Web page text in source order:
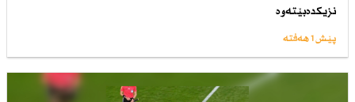
نزیكدەبێتەوە
پێش 1 هەفتە